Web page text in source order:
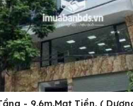
- 9.6m.Mạt Tiền. (